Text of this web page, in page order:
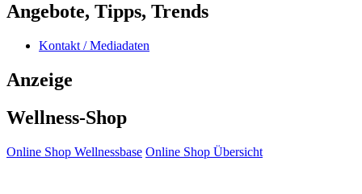
Angebote, Tipps, Trends
Kontakt / Mediadaten
Anzeige
Wellness-Shop
Online Shop Wellnessbase Online Shop Übersicht